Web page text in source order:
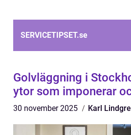
SERVICETIPSET.se
Golvläggning i
ytor som imponerar
30 november 2025 Karl